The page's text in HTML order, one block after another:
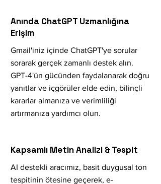
Anında ChatGPT Uzmanlığına
Erişim
Gmail'iniz içinde ChatGPT'ye sorular
sorarak gerçek zamanlı destek alın.
GPT-4'ün gücünden faydalanarak doğru
yanıtlar ve içgörüler elde edin, bilinçli
kararlar almanıza ve verimliliği
artırmanıza yardımcı olun.
Kapsamlı Metin Analizi & Tespit
AI destekli aracımız, basit duygusal ton
tespitinin ötesine geçerek, e-